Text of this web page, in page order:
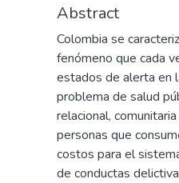
Abstract
Colombia se
fenómeno que cada
estados de alerta en
problema de salud
relacional,
personas que
costos para el
de conductas